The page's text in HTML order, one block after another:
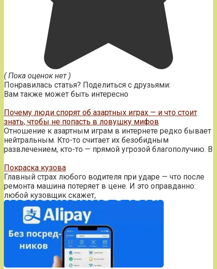
( Пока оценок нет )
Понравилась статья? Поделиться с друзьями:
Вам также может быть интересно
Почему люди спорят об азартных играх — и что стоит
знать, чтобы не попасть в ловушку мифов
Отношение к азартным играм в интернете редко бывает
нейтральным. Кто-то считает их безобидным
развлечением, кто-то — прямой угрозой благополучию. В
Покраска кузова
Главный страх любого водителя при ударе — что после
ремонта машина потеряет в цене. И это оправданно:
любой кузовщик скажет,